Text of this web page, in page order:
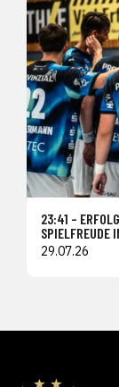
23:41 –
SPIELFREUDE
29.07.26